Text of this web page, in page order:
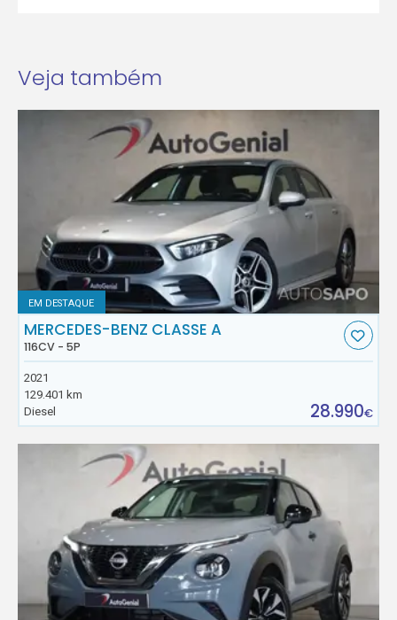
Veja também
EM DESTAQUE
MERCEDES-BENZ CLASSE A
116CV - 5P
2021
129.401 km
Diesel
28.990€